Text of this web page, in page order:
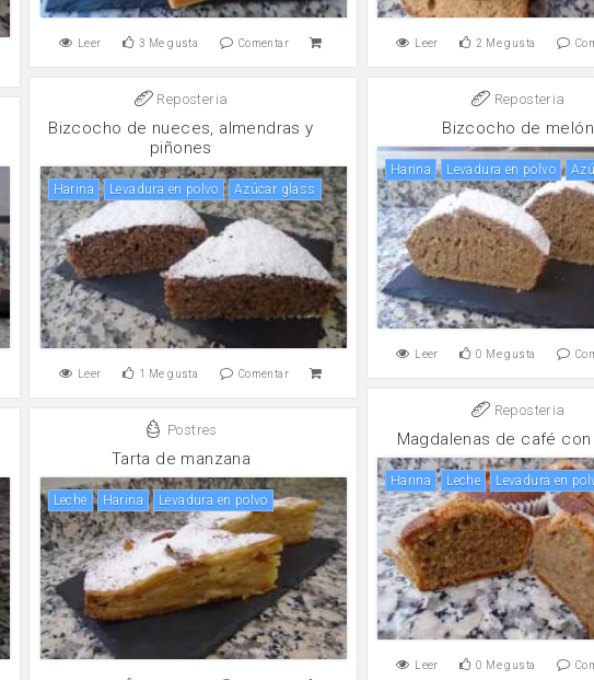
Leer 3 Me gusta Comentar Leer 2 Me gusta
Reposteria
Bizcocho de nueces, almendras y
piñones
harina levadura en polvo Azúcar glass
Leer 1 Me gusta Comentar
Reposteria
Bizcocho de melón
harina levadura en polvo
Leer 0 Me gusta
Reposteria
Magdalenas de café
harina leche levadura en
Leer 0 Me gusta
Postres
Tarta de manzana
leche harina levadura en polvo